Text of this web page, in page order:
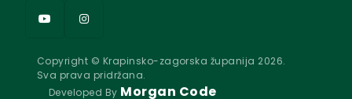
Copyright © Krapinsko-zagorska županija 2026.
Sva prava pridržana.
Developed By Morgan Code